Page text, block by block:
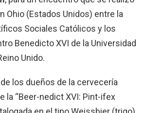
Ohio (Estados Unidos) entre la
Sociales Católicos y los
Benedicto XVI de la Universidad
Unido.
los dueños de la cervecería
la “Beer-nedict XVI: Pint-ifex